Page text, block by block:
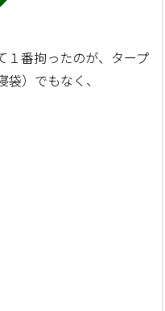
１番拘ったのが、タープ
）でもなく、